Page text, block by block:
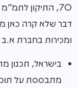
70, התיקון לתמ"מ
דבר שלא קרה כאן
ומכירות בחברת א.ב
בישראל, תכנון
מתבססת על